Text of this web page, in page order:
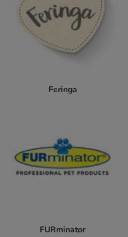
Feringa
FURminator